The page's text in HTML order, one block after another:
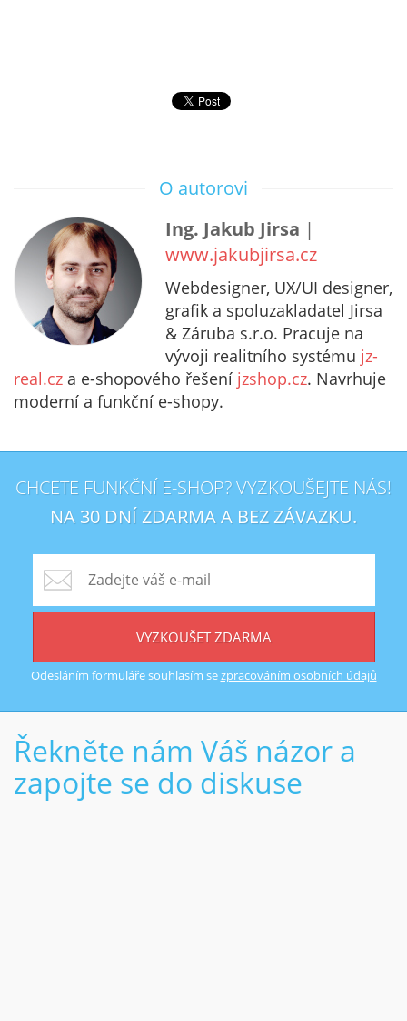
O autorovi
Ing. Jakub Jirsa |
www.jakubjirsa.cz
Webdesigner, UX/UI designer,
grafik a spoluzakladatel Jirsa
& Záruba s.r.o. Pracuje na
vývoji realitního systému jz-
real.cz a e-shopového řešení jzshop.cz. Navrhuje
moderní a funkční e-shopy.
CHCETE FUNKČNÍ E-SHOP? VYZKOUŠEJTE NÁS!
NA 30 DNÍ ZDARMA A BEZ ZÁVAZKU.
VYZKOUŠET ZDARMA
Odesláním formuláře souhlasím sezpracováním osobních údajů
Řekněte nám Váš názor a
zapojte se do diskuse